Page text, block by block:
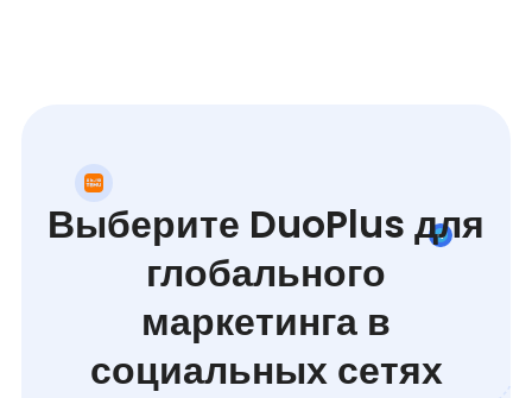
Выберите DuoPlus для
глобального
маркетинга в
социальных сетях